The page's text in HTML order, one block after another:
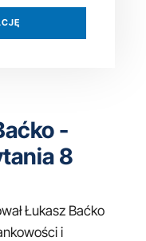
-
8
Łukasz Baćko
i